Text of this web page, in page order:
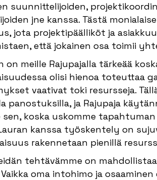
suunnittelijoiden,
jne kanssa. Tästä
jota projektipäälliköt ja
että jokainen osa toimii
on meille Rajupajalla tärkeää
olisi hienoa toteuttaa
vaativat toki resursseja.
panostuksilla, ja Rajupaja
koska uskomme
kanssa työskentely on
rakennetaan pienillä
tehtävämme on
oma intohimo ja